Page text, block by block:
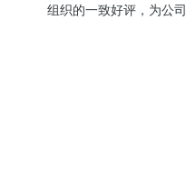
组织的一致好评，为公